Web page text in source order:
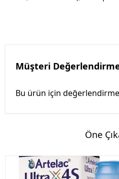
Müşteri
Bu ürün için
Öne